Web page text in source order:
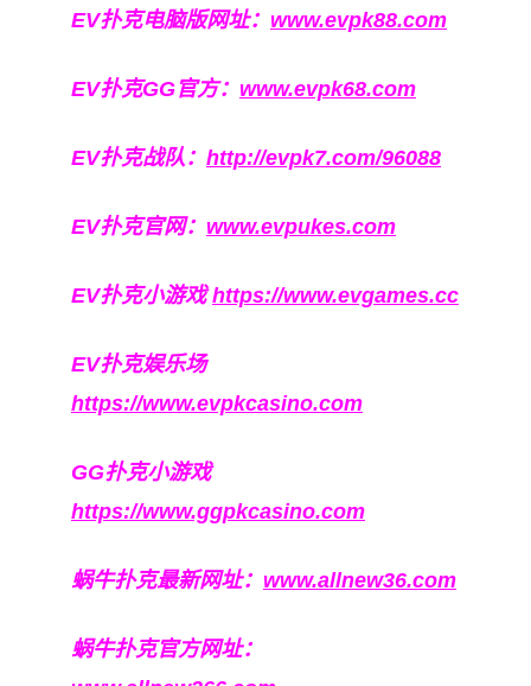
EV扑克电脑版网址： www.evpk88.com
EV扑克GG官方： www.evpk68.com
EV扑克战队： http://evpk7.com/96088
EV扑克官网： www.evpukes.com
EV扑克小游戏https://www.evgames.cc
EV扑克娱乐场
https://www.evpkcasino.com
GG扑克小游戏
https://www.ggpkcasino.com
蜗牛扑克最新网址： www.allnew36.com
蜗牛扑克官方网址：